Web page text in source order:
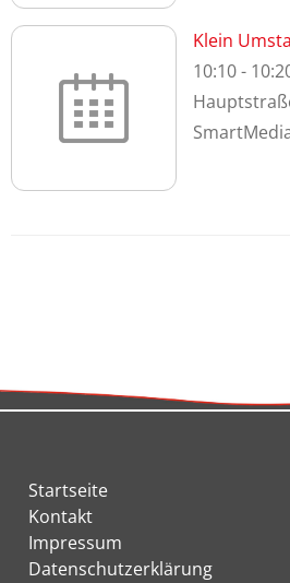
Klein
10:10-
Startseite
Kontakt
Impressum
Datenschutzerklärung